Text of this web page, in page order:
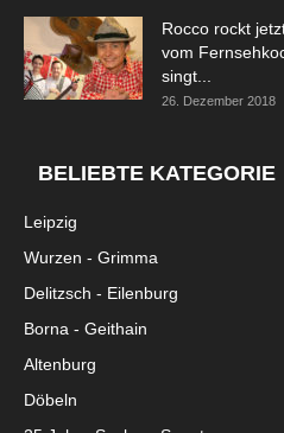
Rocco rockt
vom
singt...
26. Dezember 2018
BELIEBTE KATEGORIE
Leipzig
Wurzen - Grimma
Delitzsch - Eilenburg
Borna - Geithain
Altenburg
Döbeln